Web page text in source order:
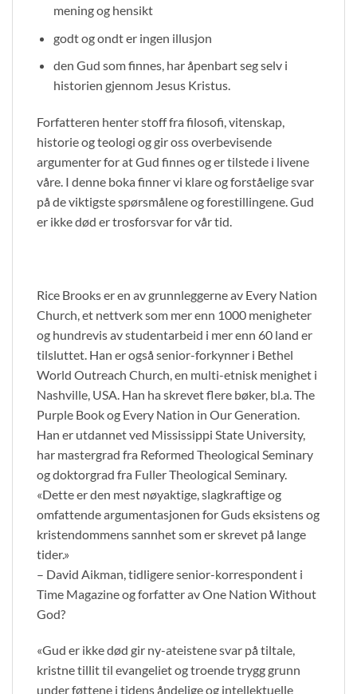
mening og hensikt
godt og ondt er ingen illusjon
den Gud som finnes, har åpenbart seg selv i
historien gjennom Jesus Kristus.
Forfatteren henter stoff fra filosofi, vitenskap,
historie og teologi og gir oss overbevisende
argumenter for at Gud finnes og er tilstede i livene
våre. I denne boka finner vi klare og forståelige svar
på de viktigste spørsmålene og forestillingene. Gud
er ikke død er trosforsvar for vår tid.
Rice Brooks er en av grunnleggerne av Every Nation
Church, et nettverk som mer enn 1000 menigheter
og hundrevis av studentarbeid i mer enn 60 land er
tilsluttet. Han er også senior-forkynner i Bethel
World Outreach Church, en multi-etnisk menighet i
Nashville, USA. Han ha skrevet flere bøker, bl.a. The
Purple Book og Every Nation in Our Generation.
Han er utdannet ved Mississippi State University,
har mastergrad fra Reformed Theological Seminary
og doktorgrad fra Fuller Theological Seminary.
«Dette er den mest nøyaktige, slagkraftige og
omfattende argumentasjonen for Guds eksistens og
kristendommens sannhet som er skrevet på lange
tider.»
– David Aikman, tidligere senior-korrespondent i
Time Magazine og forfatter av One Nation Without
God?
«Gud er ikke død gir ny-ateistene svar på tiltale,
kristne tillit til evangeliet og troende trygg grunn
under føttene i tidens åndelige og intellektuelle